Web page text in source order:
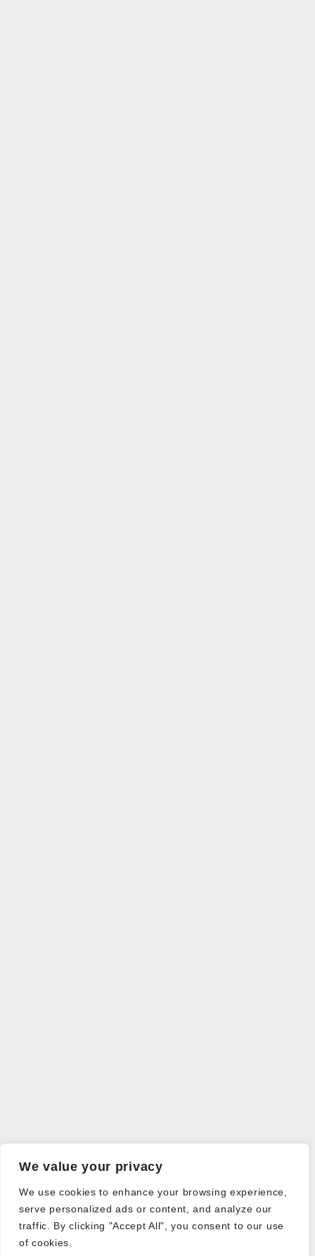
We value your privacy
We use cookies to enhance your browsing experience,
serve personalized ads or content, and analyze our
traffic. By clicking "Accept All", you consent to our use
of cookies.